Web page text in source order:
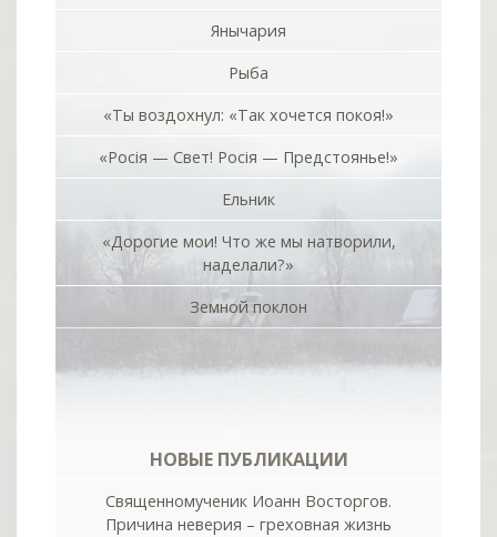
Янычария
Рыба
«Ты воздохнул: «Так хочется покоя!»
«Росiя — Свет! Росiя — Предстоянье!»
Ельник
«Дорогие мои! Что же мы натворили,
наделали?»
Земной поклон
НОВЫЕ ПУБЛИКАЦИИ
Священномученик Иоанн Восторгов.
Причина неверия – греховная жизнь